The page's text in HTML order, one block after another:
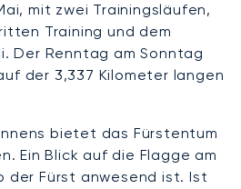
mit zwei Trainingsläufen,
Training und dem
Der Renntag am Sonntag
der 3,337 Kilometer langen
bietet das Fürstentum
Ein Blick auf die Flagge am
der Fürst anwesend ist. Ist